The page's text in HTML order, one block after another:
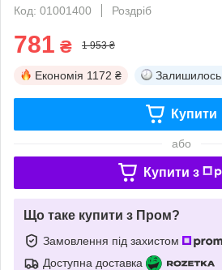
Код: 01001400
Роздріб
781 ₴ 1 953 ₴
Економія 1172 ₴ Залишилось
Купити
або
Купити з
Що таке купити з Пром?
Замовлення під захистом
Доступна доставка